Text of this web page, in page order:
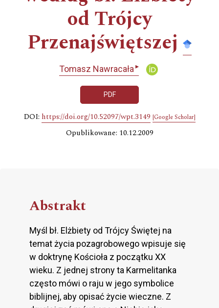
od Trójcy
Przenajświętszej
Tomasz Nawracała ▸
PDF
DOI: https://doi.org/10.52097/wpt.3149 [Google Scholar]
Opublikowane: 10.12.2009
Abstrakt
Myśl bł. Elżbiety od Trójcy Świętej na
temat życia pozagrobowego wpisuje się
w doktrynę Kościoła z początku XX
wieku. Z jednej strony ta Karmelitanka
często mówi o raju w jego symbolice
biblijnej, aby opisać życie wieczne. Z